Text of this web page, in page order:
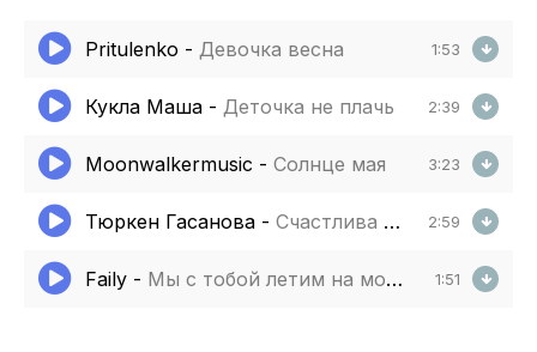
Pritulenko - Девочка весна 1:53
Кукла Маша - Деточка не плачь 2:39
Moonwalkermusic - Солнце мая 3:23
Тюркен Гасанова - Счастлива с тобой 2:59
Faily - Мы с тобой летим на моря солнце лето и жара 1:51